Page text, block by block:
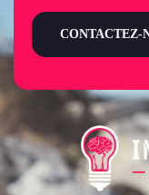
CONTACTEZ-